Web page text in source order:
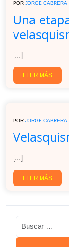
POR JORGE CABRERA
Una
[...]
LEER MÁS
POR JORGE CABRERA
[...]
LEER MÁS